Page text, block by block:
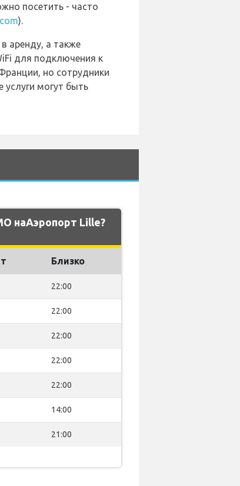
посетить - часто
).
аренду, а также
для подключения к
но сотрудники
могут быть
наАэропорт Lille?
Близко
22:00
22:00
22:00
22:00
22:00
14:00
21:00